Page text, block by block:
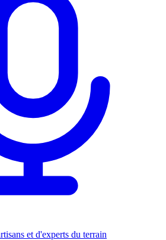
et d'experts du terrain